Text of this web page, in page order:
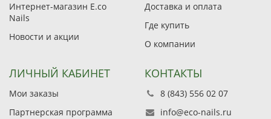
Интернет-магазин E.co
Nails
Новости и акции
Доставка и оплата
Где купить
О компании
ЛИЧНЫЙ КАБИНЕТ
Мои заказы
Партнерская программа
КОНТАКТЫ
8 (843) 556 02 07
info@eco-nails.ru